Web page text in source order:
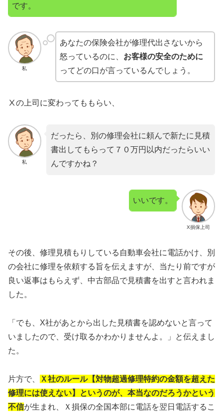
です。
私
あなたの保険会社が修理代出さないから
怒っているのに、 お客様の安全のために
ってどの口が言っているんでしょう。
Ⅹの上司に変わってももらい、
私
だったら、別の修理会社に頼んで新たに見積
書出してもらって７０万円以内だったらいい
んですかね？
X損保上司
いいです。
その後、修理見積もりしている自動車会社に電話かけ、別
の会社に修理を依頼する旨を伝えますが、当たり前ですが
良い返事はもらえず、中古部品で見積書を出すと言われま
した。
「でも、X社があとから出した見積書を認めないと言って
いましたので、受け取るかわかりませんよ。」と伝えまし
た。
片方で、
Ｘ社のルール【対物超過修理特約の金額を超えた
修理には使えない】
というのが、本当なのだろうかという
不信が生まれ、Ｘ損保の全国本部に電話を翌日電話するこ